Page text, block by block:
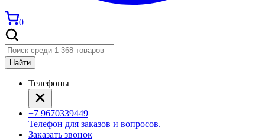
0
Найти
Телефоны
+7 9670339449
Телефон для заказов и вопросов.
Заказать звонок